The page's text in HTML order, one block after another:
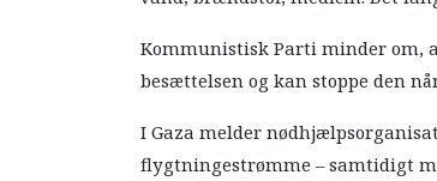
Kommunistisk Parti minder om,
besættelsen og kan stoppe den
I Gaza melder
flygtningestrømme – samtidigt